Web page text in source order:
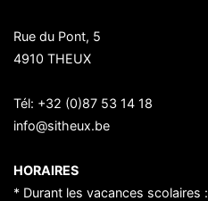
Rue du Pont, 5
4910 THEUX
Tél: +32 (0)87 53 14 18
info@sitheux.be
HORAIRES
* Durant les vacances scolaires :